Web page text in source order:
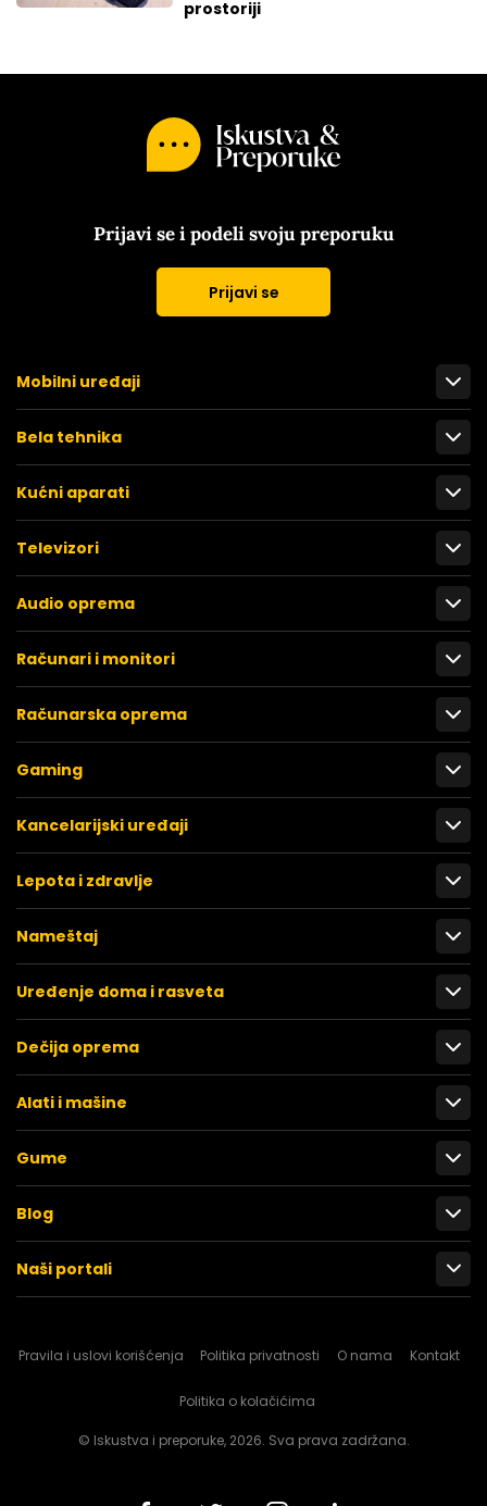
prostoriji
Prijavi se i podeli svoju preporuku
Prijavi se
Mobilni uređaji
Bela tehnika
Kućni aparati
Televizori
Audio oprema
Računari i monitori
Računarska oprema
Gaming
Kancelarijski uređaji
Lepota i zdravlje
Nameštaj
Uređenje doma i rasveta
Dečija oprema
Alati i mašine
Gume
Blog
Naši portali
Pravila i uslovi korišćenja Politika privatnosti O nama Kontakt
Politika o kolačićima
© Iskustva i preporuke, 2026. Sva prava zadržana.